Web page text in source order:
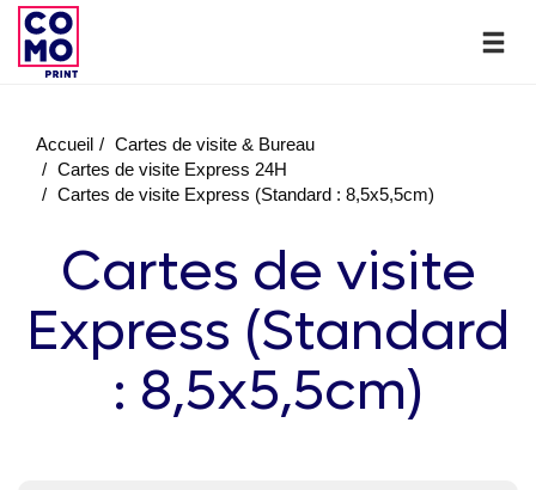
Accueil
Cartes de visite & Bureau
Cartes de visite Express 24H
Cartes de visite Express (Standard : 8,5x5,5cm)
Cartes de visite
Express (Standard
: 8,5x5,5cm)